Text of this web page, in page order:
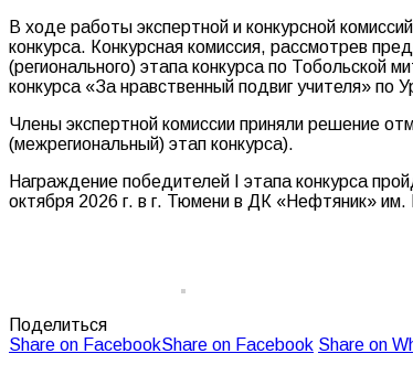
В ходе работы экспертной и конкурсной
конкурса. Конкурсная комиссия, рассмотрев
(регионального) этапа конкурса по Тобольской
конкурса «За нравственный подвиг учителя» по
Члены экспертной комиссии приняли решение
(межрегиональный) этап конкурса).
Награждение победителей I этапа конкурса
октября 2026 г. в г. Тюмени в ДК «Нефтяник»
Поделиться
Share on FacebookShare on Facebook Share on